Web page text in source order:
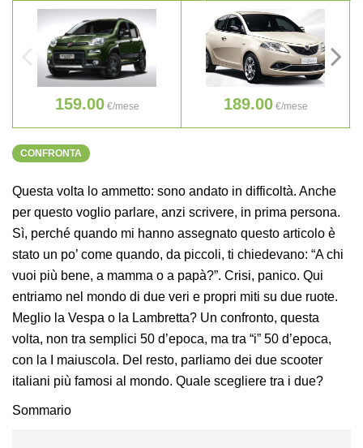
159.00€/mese 189.00€/mese
CONFRONTA
Questa volta lo ammetto: sono andato in difficoltà. Anche
per questo voglio parlare, anzi scrivere, in prima persona.
Sì, perché quando mi hanno assegnato questo articolo è
stato un po’ come quando, da piccoli, ti chiedevano: “A chi
vuoi più bene, a mamma o a papà?”. Crisi, panico. Qui
entriamo nel mondo di due veri e propri miti su due ruote.
Meglio la Vespa o la Lambretta? Un confronto, questa
volta, non tra semplici 50 d’epoca, ma tra “i” 50 d’epoca,
con la I maiuscola. Del resto, parliamo dei due scooter
italiani più famosi al mondo. Quale scegliere tra i due?
Sommario